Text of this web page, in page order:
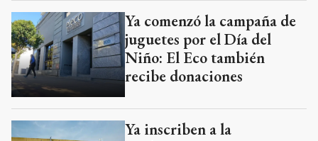
Ya comenzó la campaña de
juguetes por el Día del
Niño: El Eco también
recibe donaciones
Ya inscriben a la